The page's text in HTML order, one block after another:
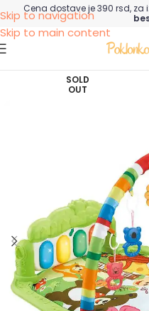
Skip to navigation
Skip to main content
Cena dostave je 390 rsd, za
SOLD
OUT